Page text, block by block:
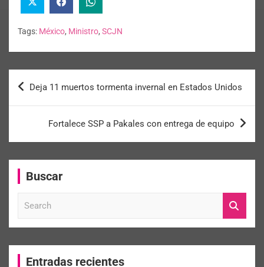
Tags: México, Ministro, SCJN
Deja 11 muertos tormenta invernal en Estados Unidos
Fortalece SSP a Pakales con entrega de equipo
Buscar
c
Entradas recientes